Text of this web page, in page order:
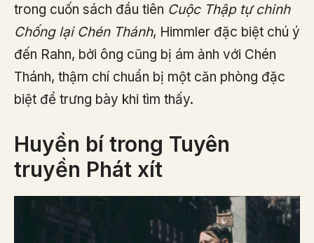
trong cuốn sách đầu tiên Cuộc Thập tự chinh
Chống lại Chén Thánh, Himmler đặc biệt chú ý
đến Rahn, bởi ông cũng bị ám ảnh với Chén
Thánh, thậm chí chuẩn bị một căn phòng đặc
biệt để trưng bày khi tìm thấy.
Huyền bí trong Tuyên
truyền Phát xít